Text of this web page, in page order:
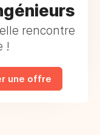
rencontre
!
une offre